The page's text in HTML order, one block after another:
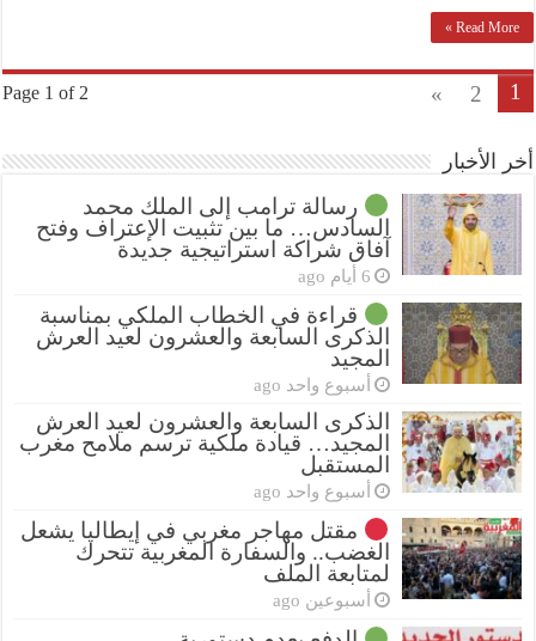
Read More »
Page 1 of 2 1
2
»
أخر الأخبار
رسالة ترامب إلى الملك محمد
السادس… ما بين تثبيت الإعتراف وفتح
آفاق شراكة استراتيجية جديدة
6 أيام ago
قراءة في الخطاب الملكي بمناسبة
الذكرى السابعة والعشرون لعيد العرش
المجيد
أسبوع واحد ago
الذكرى السابعة والعشرون لعيد العرش
المجيد… قيادة ملكية ترسم ملامح مغرب
المستقبل
أسبوع واحد ago
مقتل مهاجر مغربي في إيطاليا يشعل
الغضب.. والسفارة المغربية تتحرك
لمتابعة الملف
أسبوعين ago